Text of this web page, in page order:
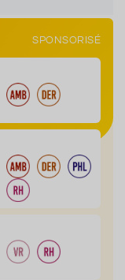
SPONSORISÉ